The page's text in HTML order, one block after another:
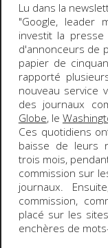
Lu dans la
"Google, leader
investit la
d'annonceurs de
papier de
rapporté
nouveau service
des journaux
Globe, le
Ces quotidiens
baisse de leurs
trois mois,
commission sur
journaux.
commission,
placé sur les
enchères de